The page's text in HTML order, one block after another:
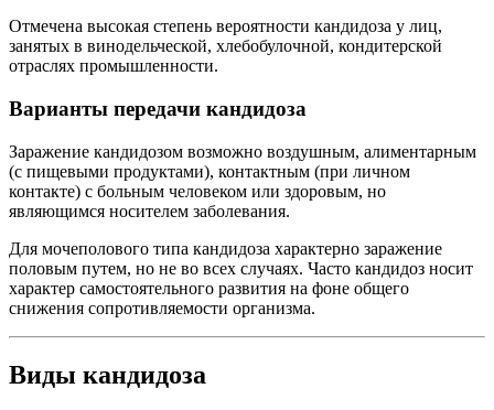
Отмечена высокая степень вероятности кандидоза у лиц,
занятых в винодельческой, хлебобулочной, кондитерской
отраслях промышленности.
Варианты передачи кандидоза
Заражение кандидозом возможно воздушным, алиментарным
(с пищевыми продуктами), контактным (при личном
контакте) с больным человеком или здоровым, но
являющимся носителем заболевания.
Для мочеполового типа кандидоза характерно заражение
половым путем, но не во всех случаях. Часто кандидоз носит
характер самостоятельного развития на фоне общего
снижения сопротивляемости организма.
Виды кандидоза